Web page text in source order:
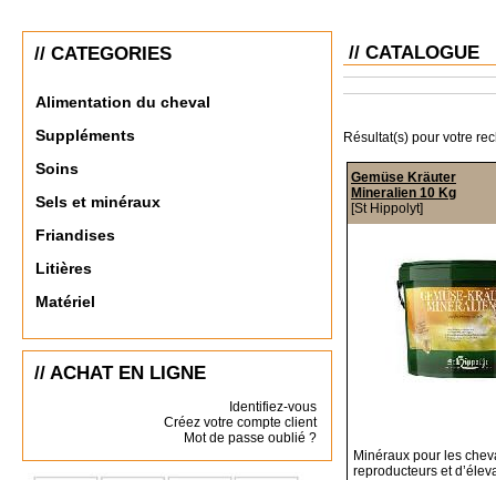
// CATEGORIES
Alimentation du cheval
Suppléments
Soins
Sels et minéraux
Friandises
Litières
Matériel
// ACHAT EN LIGNE
Identifiez-vous
Créez votre compte client
Mot de passe oublié ?
// CATALOGUE
Résultat(s) pour votre
Gemüse Kräuter
Mineralien 10 Kg
[St Hippolyt]
Minéraux pour les
reproducteurs et